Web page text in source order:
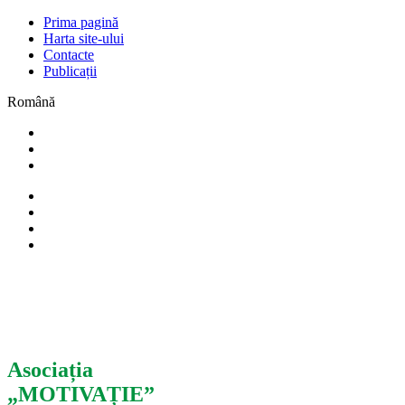
Prima pagină
Harta site-ului
Contacte
Publicații
Română
Asociația
„MOTIVAȚIE”